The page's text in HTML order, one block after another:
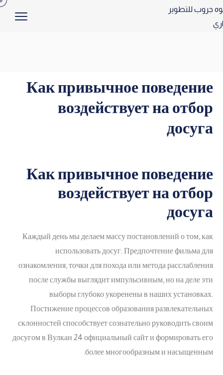
Как привычное поведение
воздействует на отбор
досуга
Как привычное поведение
воздействует на отбор
досуга
Каждый день мы делаем массу постановлений о том, как
использовать досуг. Предпочтение фильма для
ознакомления, точки для похода или метода расслабления
после службы выглядит импульсивным, но на деле эти
выборы глубоко укоренены в наших установках.
Постижение процессов образования развлекательных
склонностей способствует сознательно руководить своим
досугом в Вулкан 24 официальный сайт и формировать его
более многообразным и насыщенным.